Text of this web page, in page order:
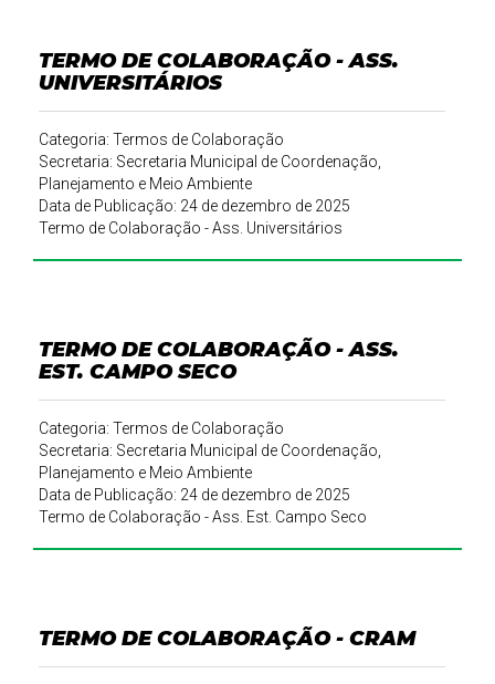
TERMO DE COLABORAÇÃO - ASS.
UNIVERSITÁRIOS
Categoria: Termos de Colaboração
Secretaria: Secretaria Municipal de Coordenação,
Planejamento e Meio Ambiente
Data de Publicação: 24 de dezembro de 2025
Termo de Colaboração - Ass. Universitários
TERMO DE COLABORAÇÃO - ASS.
EST. CAMPO SECO
Categoria: Termos de Colaboração
Secretaria: Secretaria Municipal de Coordenação,
Planejamento e Meio Ambiente
Data de Publicação: 24 de dezembro de 2025
Termo de Colaboração - Ass. Est. Campo Seco
TERMO DE COLABORAÇÃO - CRAM